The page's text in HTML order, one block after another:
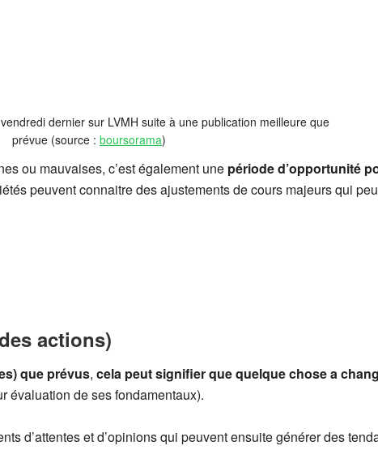
dernier sur LVMH suite à une publication meilleure que
prévue (source : boursorama)
ou mauvaises, c’est également une période d’opportunité
peuvent connaitre des ajustements de cours majeurs qui
actions)
que prévus, cela peut signifier que quelque chose a
évaluation de ses fondamentaux).
d’attentes et d’opinions qui peuvent ensuite générer des